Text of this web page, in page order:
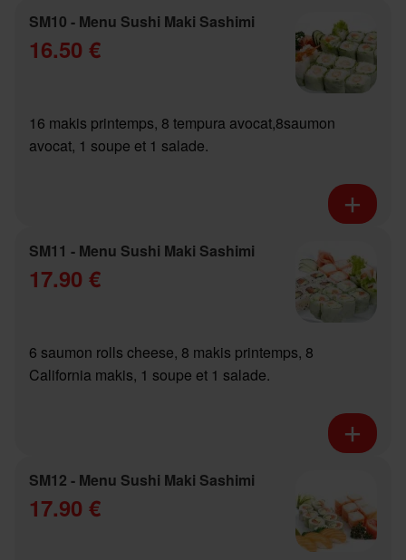
SM10 - Menu Sushi Maki Sashimi
16.50 €
16 makis printemps, 8 tempura avocat,8saumon
avocat, 1 soupe et 1 salade.
SM11 - Menu Sushi Maki Sashimi
17.90 €
6 saumon rolls cheese, 8 makis printemps, 8
California makis, 1 soupe et 1 salade.
SM12 - Menu Sushi Maki Sashimi
17.90 €